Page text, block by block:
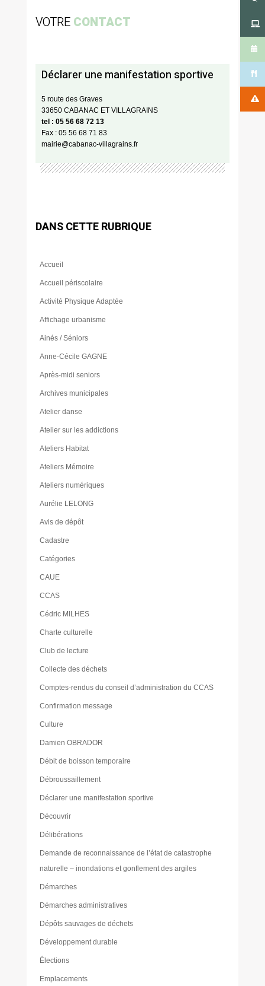
VOTRE CONTACT
Déclarer une manifestation sportive
5 route des Graves
33650 CABANAC ET VILLAGRAINS
tel : 05 56 68 72 13
Fax : 05 56 68 71 83
mairie@cabanac-villagrains.fr
DANS CETTE RUBRIQUE
Accueil
Accueil périscolaire
Activité Physique Adaptée
Affichage urbanisme
Ainés / Séniors
Anne-Cécile GAGNE
Après-midi seniors
Archives municipales
Atelier danse
Atelier sur les addictions
Ateliers Habitat
Ateliers Mémoire
Ateliers numériques
Aurélie LELONG
Avis de dépôt
Cadastre
Catégories
CAUE
CCAS
Cédric MILHES
Charte culturelle
Club de lecture
Collecte des déchets
Comptes-rendus du conseil d’administration du CCAS
Confirmation message
Culture
Damien OBRADOR
Débit de boisson temporaire
Débroussaillement
Déclarer une manifestation sportive
Découvrir
Délibérations
Demande de reconnaissance de l’état de catastrophe
naturelle – inondations et gonflement des argiles
Démarches
Démarches administratives
Dépôts sauvages de déchets
Développement durable
Élections
Emplacements